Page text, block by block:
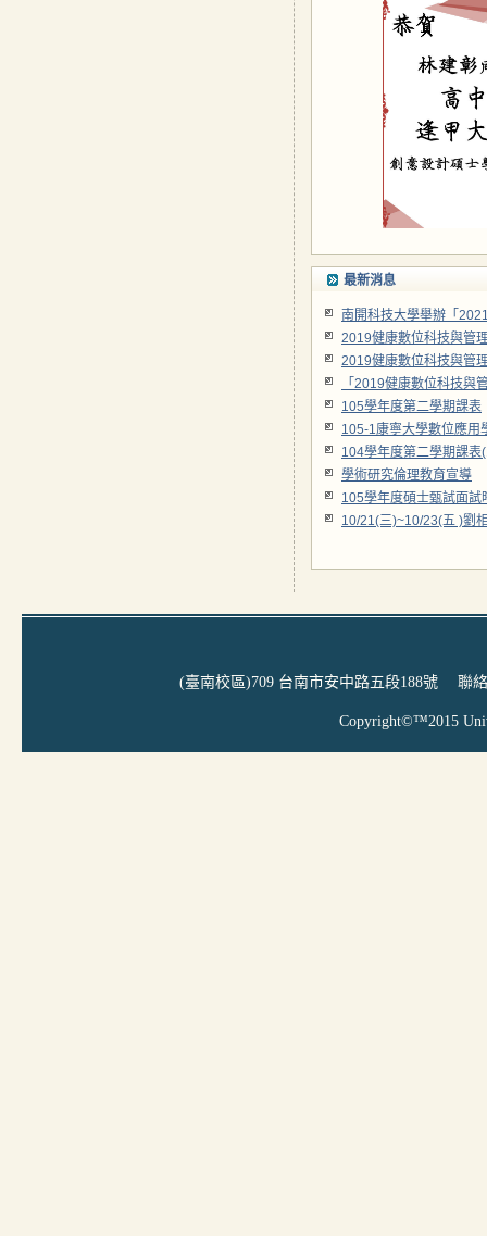
最新消息
南開科技大學舉辦「
2019健康數位科技與管
2019健康數位科技與管
「2019健康數位科技與
105學年度第二學期課表
105-1康寧大學數位應用
104學年度第二學期課
學術研究倫理教育宣導
105學年度碩士甄試面試
10/21(三)~10/23(五 )劉
(臺南校區)709 台南市安中路五段188號 聯
Copyright©™2015